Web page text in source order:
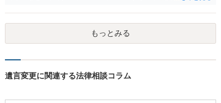
とはできないのです。
もっとみる
遺言変更に関連する法律相談コラム